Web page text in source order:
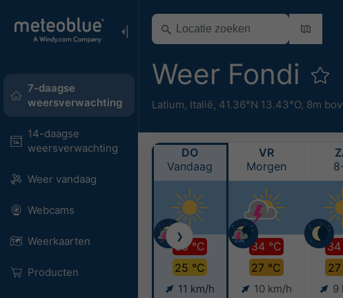
7-daagse
weersverwachting
14-daagse
weersverwachting
Weer vandaag
Webcams
Weerkaarten
Producten
Weer Fondi
Latium, Italië, 41.36°N 13.43°O, 8m
DO
Vandaag
35 °C
25 °C
11 km/h
VR
Morgen
34 °C
27 °C
10 km/h
34
27
9
❯